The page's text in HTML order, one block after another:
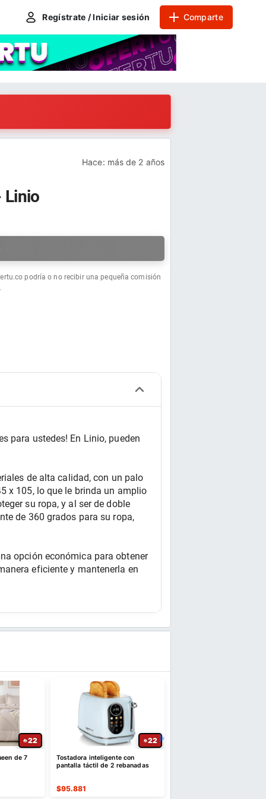
Regístrate / Iniciar sesión Comparte
Hace: más de 2 años
Linio
podría o no recibir una pequeña comisión
para ustedes! En Linio, pueden
de alta calidad, con un palo
x 105, lo que le brinda un amplio
su ropa, y al ser de doble
de 360 grados para su ropa,
opción económica para obtener
eficiente y mantenerla en
22
de 7
22
Tostadora inteligente con
pantalla táctil de 2 rebanadas
$95.881